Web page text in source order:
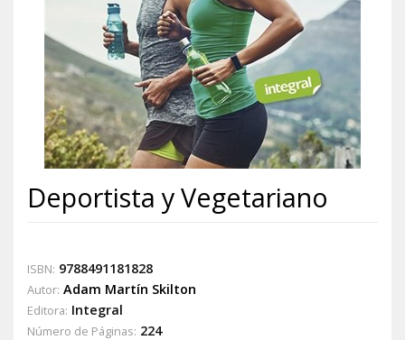
Deportista y Vegetariano
ISBN: 9788491181828
Autor: Adam Martín Skilton
Editora: Integral
Número de Páginas: 224